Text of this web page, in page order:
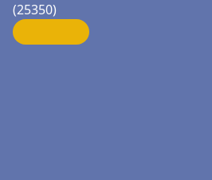
(25350)